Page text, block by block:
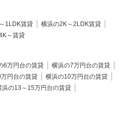
1LDK賃貸
横浜の2K～2LDK賃貸
～賃貸
6万円台の賃貸
横浜の7万円台の賃貸
円台の賃貸
横浜の10万円台の賃貸
浜の13～15万円台の賃貸